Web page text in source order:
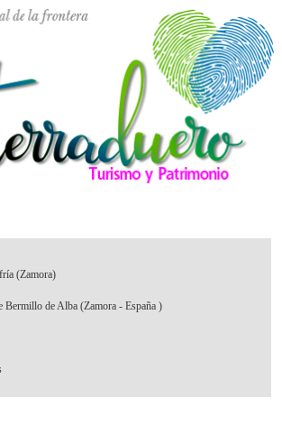
(Zamora)
Bermillo de Alba (Zamora - España )